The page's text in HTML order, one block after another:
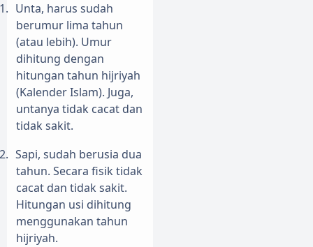
1. Unta, harus sudah
berumur lima tahun
(atau lebih). Umur
dihitung dengan
hitungan tahun hijriyah
(Kalender Islam). Juga,
untanya tidak cacat dan
tidak sakit.
2. Sapi, sudah berusia dua
tahun. Secara fisik tidak
cacat dan tidak sakit.
Hitungan usi dihitung
menggunakan tahun
hijriyah.